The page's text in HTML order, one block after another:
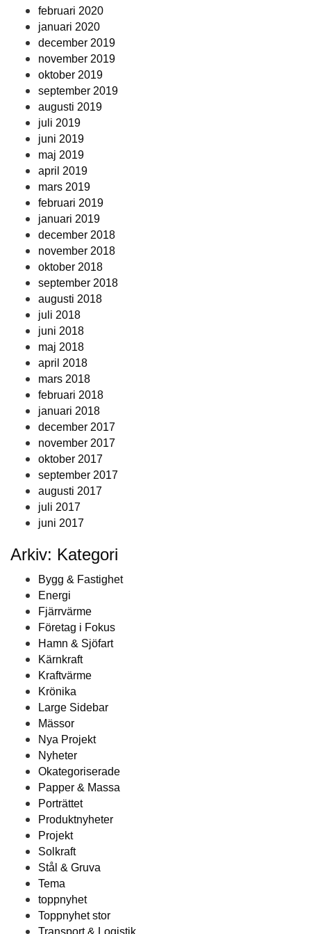
februari 2020
januari 2020
december 2019
november 2019
oktober 2019
september 2019
augusti 2019
juli 2019
juni 2019
maj 2019
april 2019
mars 2019
februari 2019
januari 2019
december 2018
november 2018
oktober 2018
september 2018
augusti 2018
juli 2018
juni 2018
maj 2018
april 2018
mars 2018
februari 2018
januari 2018
december 2017
november 2017
oktober 2017
september 2017
augusti 2017
juli 2017
juni 2017
Arkiv: Kategori
Bygg & Fastighet
Energi
Fjärrvärme
Företag i Fokus
Hamn & Sjöfart
Kärnkraft
Kraftvärme
Krönika
Large Sidebar
Mässor
Nya Projekt
Nyheter
Okategoriserade
Papper & Massa
Porträttet
Produktnyheter
Projekt
Solkraft
Stål & Gruva
Tema
toppnyhet
Toppnyhet stor